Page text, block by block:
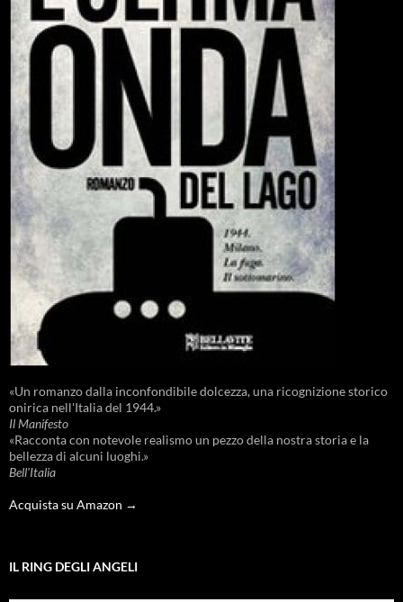
«Un romanzo dalla inconfondibile dolcezza, una ricognizione storico
onirica nell'Italia del 1944.»
Il Manifesto
«Racconta con notevole realismo un pezzo della nostra storia e la
bellezza di alcuni luoghi.»
Bell'Italia
Acquista su Amazon →
IL RING DEGLI ANGELI